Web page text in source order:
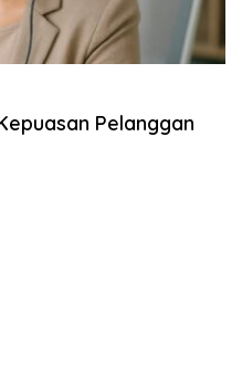
Pelanggan